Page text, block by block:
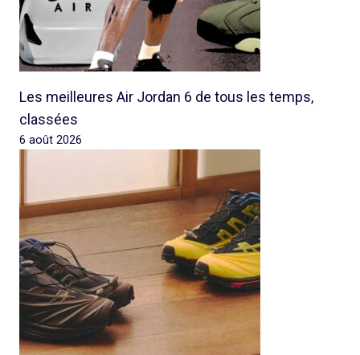
Les meilleures Air Jordan 6 de tous les temps,
classées
6 août 2026